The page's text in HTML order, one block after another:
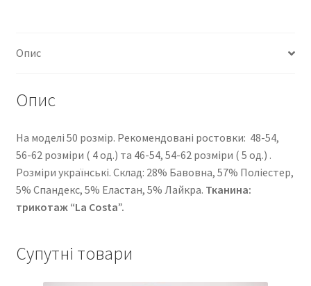
Опис
Опис
На моделі 50 розмір. Рекомендовані ростовки: 48-54,
56-62 розміри ( 4 од.) та 46-54, 54-62 розміри ( 5 од.) .
Розміри українські. Cклад: 28% Бавовна, 57% Поліестер,
5% Спандекс, 5% Еластан, 5% Лайкра. Тканина:
трикотаж “La Costa”.
Супутні товари